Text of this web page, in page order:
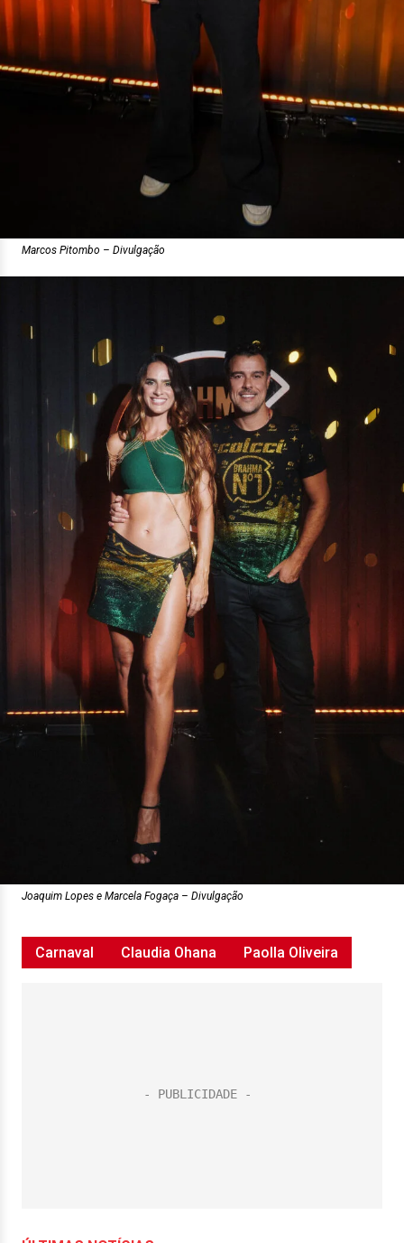
Marcos Pitombo – Divulgação
Joaquim Lopes e Marcela Fogaça – Divulgação
Carnaval Claudia Ohana Paolla Oliveira